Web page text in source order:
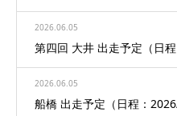
2026.06.05
第四回 大井 出走予定（日
2026.06.05
船橋 出走予定（日程：